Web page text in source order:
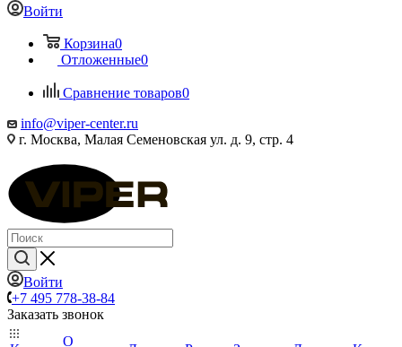
Войти
Корзина0
Отложенные0
Сравнение товаров0
info@viper-center.ru
г. Москва, Малая Семеновская ул. д. 9, стр. 4
Войти
+7 495 778-38-84
Заказать звонок
О